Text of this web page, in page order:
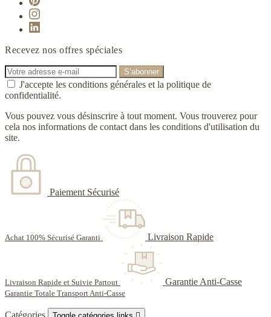
Recevez nos offres spéciales
J'accepte les conditions générales et la politique de
confidentialité.
Vous pouvez vous désinscrire à tout moment. Vous trouverez pour
cela nos informations de contact dans les conditions d'utilisation du
site.
Paiement Sécurisé
Achat 100% Sécurisé Garanti Livraison Rapide
Livraison Rapide et Suivie Partout Garantie Anti-Casse
Garantie Totale Transport Anti-Casse